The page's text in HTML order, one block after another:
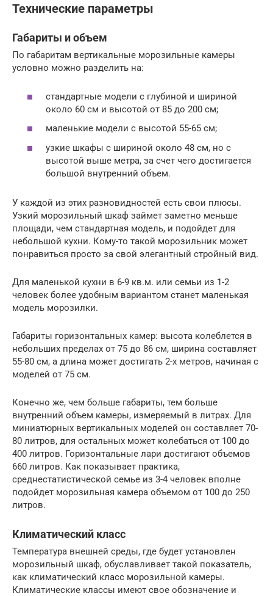
Технические параметры
Габариты и объем
По габаритам вертикальные морозильные камеры
условно можно разделить на:
стандартные модели с глубиной и шириной
около 60 см и высотой от 85 до 200 см;
маленькие модели с высотой 55-65 см;
узкие шкафы с шириной около 48 см, но с
высотой выше метра, за счет чего достигается
большой внутренний объем.
У каждой из этих разновидностей есть свои плюсы.
Узкий морозильный шкаф займет заметно меньше
площади, чем стандартная модель, и подойдет для
небольшой кухни. Кому-то такой морозильник может
понравиться просто за свой элегантный стройный вид.
Для маленькой кухни в 6-9 кв.м. или семьи из 1-2
человек более удобным вариантом станет маленькая
модель морозилки.
Габариты горизонтальных камер: высота колеблется в
небольших пределах от 75 до 86 см, ширина составляет
55-80 см, а длина может достигать 2-х метров, начиная с
моделей от 75 см.
Конечно же, чем больше габариты, тем больше
внутренний объем камеры, измеряемый в литрах. Для
миниатюрных вертикальных моделей он составляет 70-
80 литров, для остальных может колебаться от 100 до
400 литров. Горизонтальные лари достигают объемов
660 литров. Как показывает практика,
среднестатистической семье из 3-4 человек вполне
подойдет морозильная камера объемом от 100 до 250
литров.
Климатический класс
Температура внешней среды, где будет установлен
морозильный шкаф, обуславливает такой показатель,
как климатический класс морозильной камеры.
Климатические классы имеют свое обозначение и